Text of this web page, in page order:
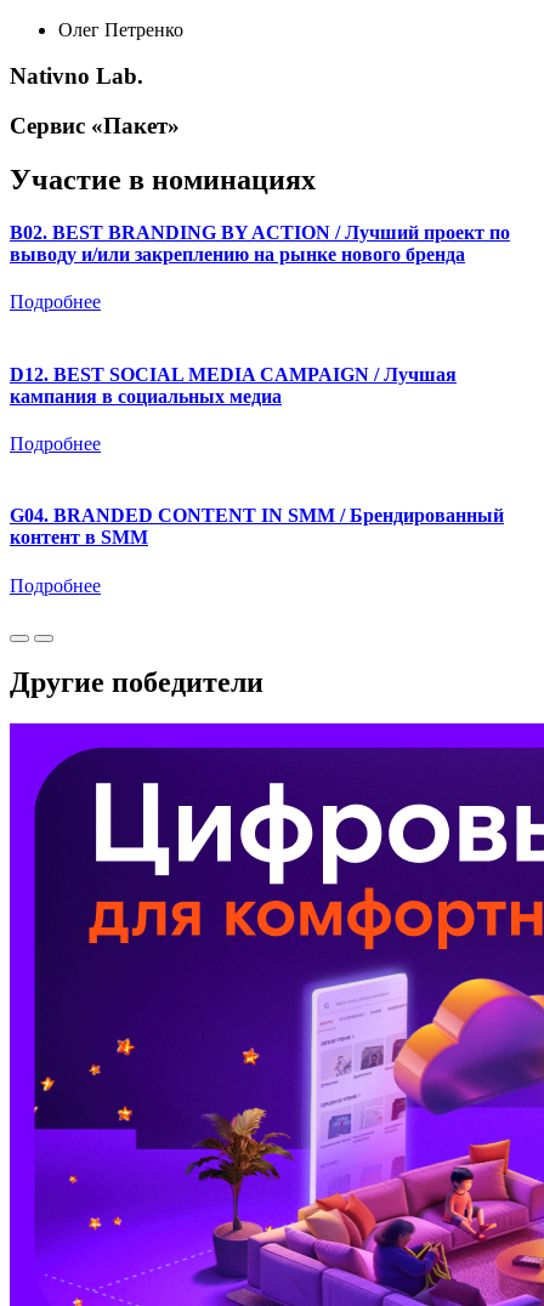
Олег Петренко
Nativno Lab.
Сервис «Пакет»
Участие в номинациях
B02. BEST BRANDING BY ACTION / Лучший проект по
выводу и/или закреплению на рынке нового бренда
Подробнее
D12. BEST SOCIAL MEDIA CAMPAIGN / Лучшая
кампания в социальных медиа
Подробнее
G04. BRANDED CONTENT IN SMM / Брендированный
контент в SMM
Подробнее
Другие победители